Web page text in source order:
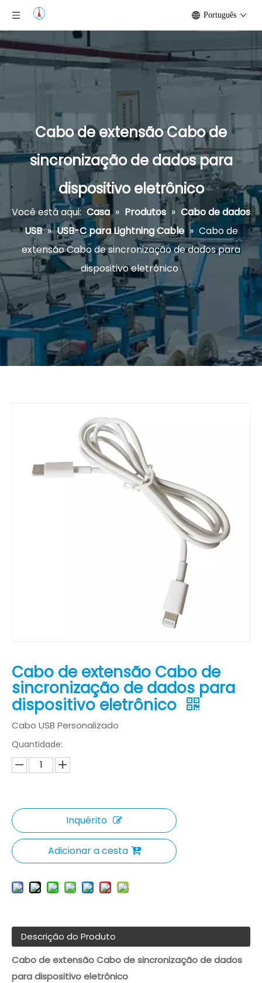
Português
Cabo de extensão Cabo de
sincronização de dados para
dispositivo eletrônico
Você está aqui: Casa » Produtos » Cabo de dados
USB » USB-C para Lightning Cable » Cabo de
extensão Cabo de sincronização de dados para
dispositivo eletrônico
Cabo de extensão Cabo de
sincronização de dados para
dispositivo eletrônico
Cabo USB Personalizado
Quantidade:
Inquérito
Adicionar a cesta
Descrição do Produto
Cabo de extensão Cabo de sincronização de dados
para dispositivo eletrônico